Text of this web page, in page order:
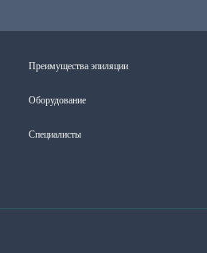
Преимущества эпиляции
Оборудование
Специалисты